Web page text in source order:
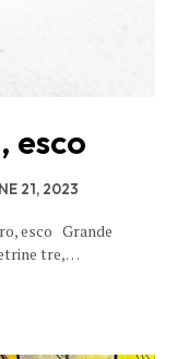
esco
21, 2023
esco Grande
tre,…